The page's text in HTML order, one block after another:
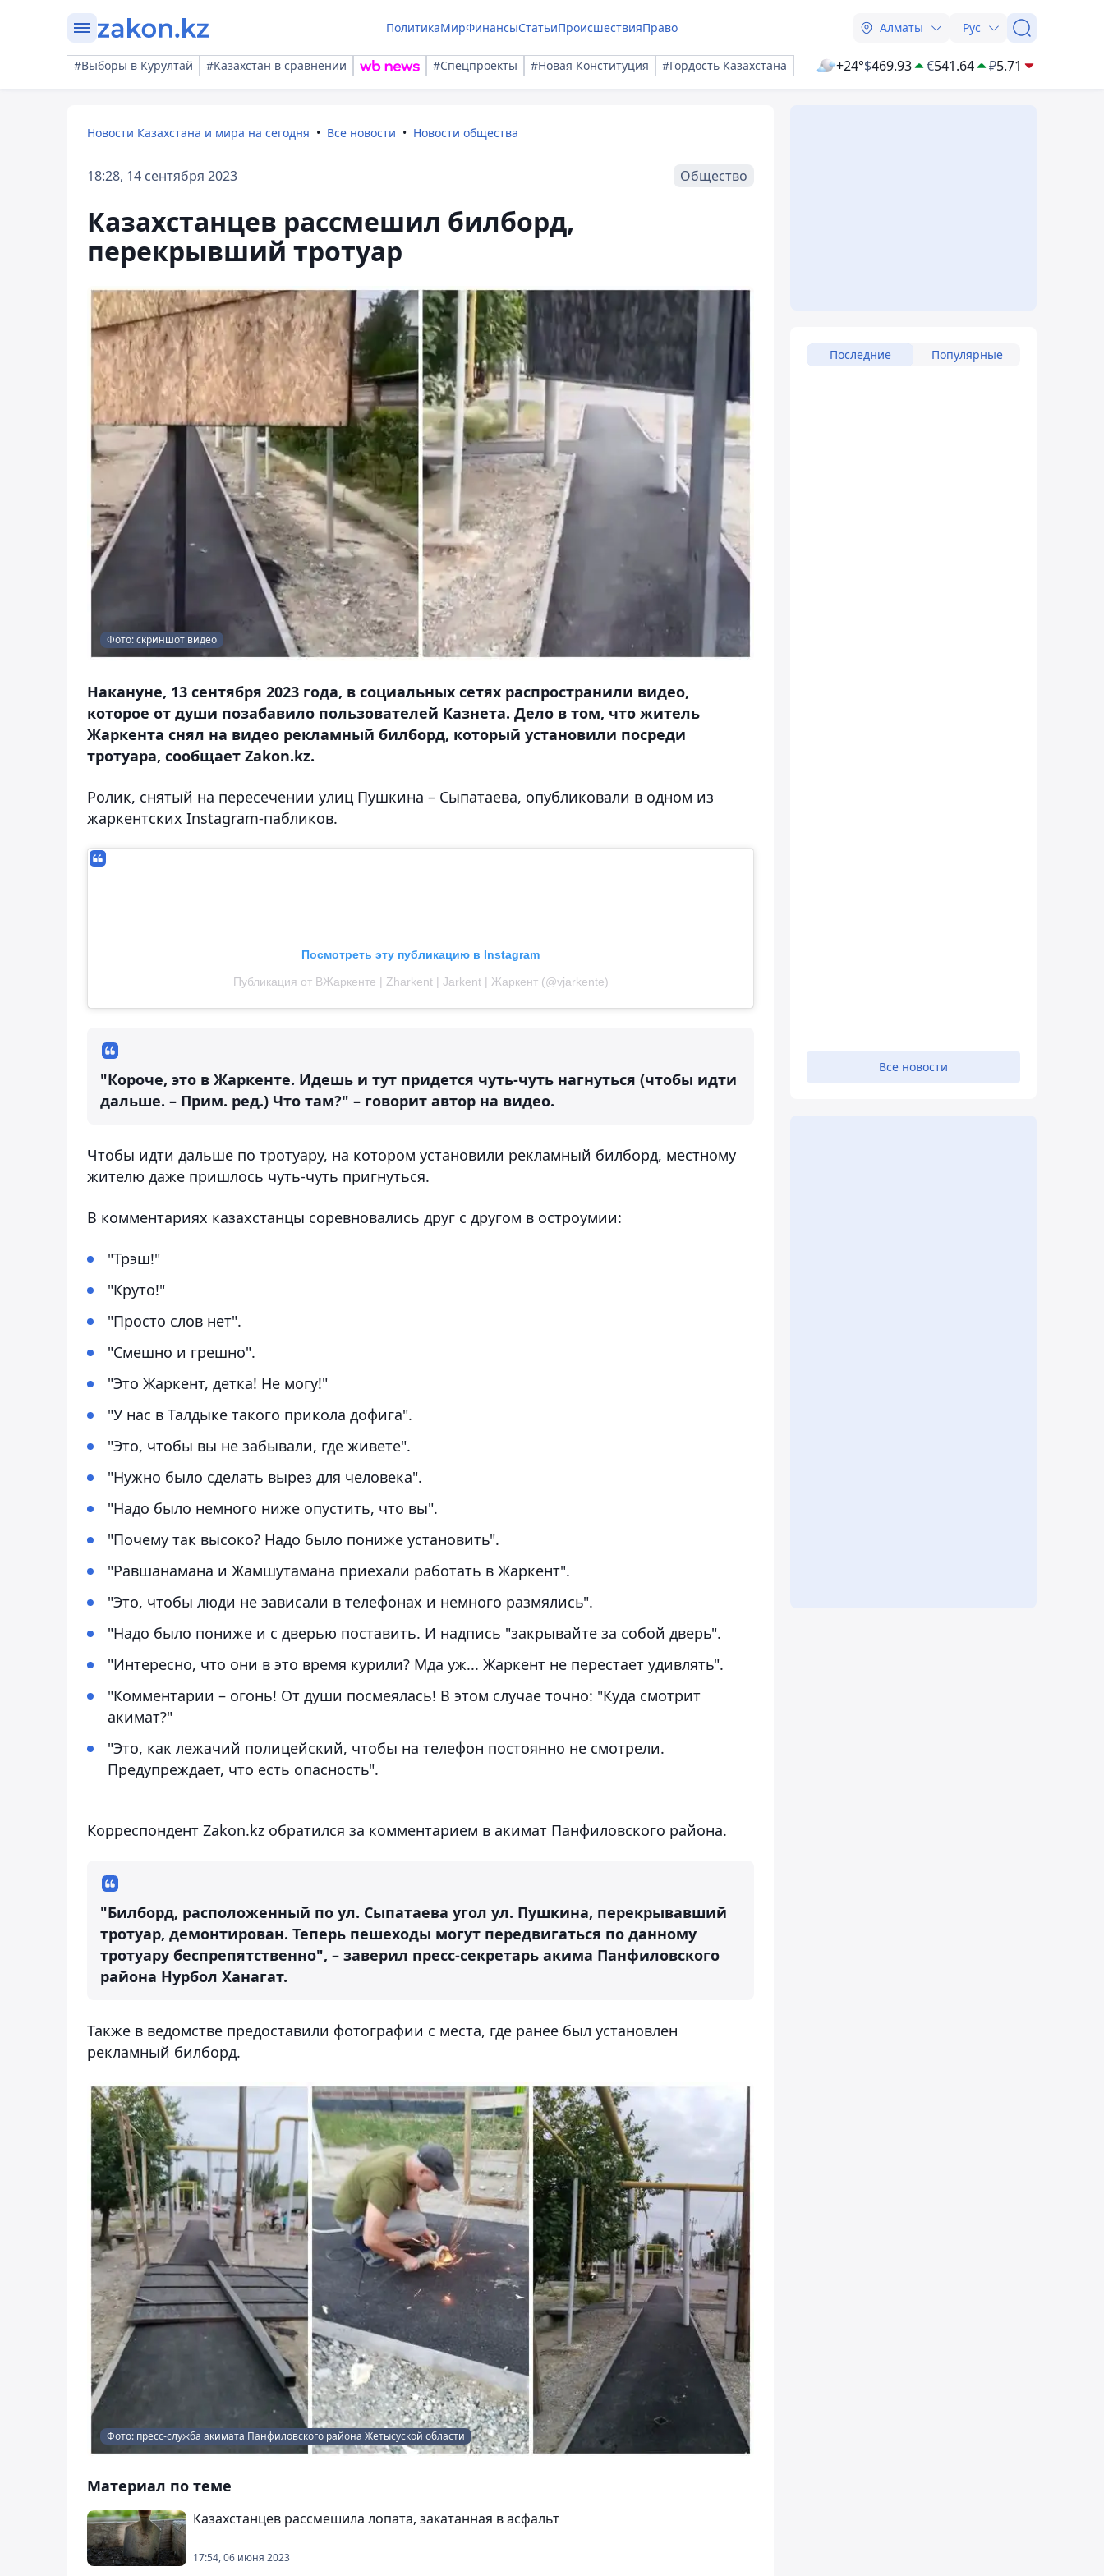
ПолитикаМирФинансыСтатьиПроисшествияПраво Алматы Рус
#Выборы в Курултай #Казахстан в сравнении #Спецпроекты #Новая Конституция #Гордость Казахстана +24°$469.93 €541.64 ₽5.71
Новости Казахстана и мира на сегодня Все новости Новости общества
18:28, 14 сентября 2023 Общество
Казахстанцев рассмешил билборд,
перекрывший тротуар
Фото: скриншот видео
Накануне, 13 сентября 2023 года, в социальных сетях распространили видео,
которое от души позабавило пользователей Казнета. Дело в том, что житель
Жаркента снял на видео рекламный билборд, который установили посреди
тротуара, сообщает Zakon.kz.
Ролик, снятый на пересечении улиц Пушкина – Сыпатаева, опубликовали в одном из
жаркентских Instagram-пабликов.
Посмотреть эту публикацию в Instagram
Публикация от ВЖаркенте | Zharkent | Jarkent | Жаркент (@vjarkente)
"Короче, это в Жаркенте. Идешь и тут придется чуть-чуть нагнуться (чтобы идти
дальше. – Прим. ред.) Что там?" – говорит автор на видео.
Чтобы идти дальше по тротуару, на котором установили рекламный билборд, местному
жителю даже пришлось чуть-чуть пригнуться.
В комментариях казахстанцы соревновались друг с другом в остроумии:
"Трэш!"
"Круто!"
"Просто слов нет".
"Смешно и грешно".
"Это Жаркент, детка! Не могу!"
"У нас в Талдыке такого прикола дофига".
"Это, чтобы вы не забывали, где живете".
"Нужно было сделать вырез для человека".
"Надо было немного ниже опустить, что вы".
"Почему так высоко? Надо было пониже установить".
"Равшанамана и Жамшутамана приехали работать в Жаркент".
"Это, чтобы люди не зависали в телефонах и немного размялись".
"Надо было пониже и с дверью поставить. И надпись "закрывайте за собой дверь".
"Интересно, что они в это время курили? Мда уж... Жаркент не перестает удивлять".
"Комментарии – огонь! От души посмеялась! В этом случае точно: "Куда смотрит
акимат?"
"Это, как лежачий полицейский, чтобы на телефон постоянно не смотрели.
Предупреждает, что есть опасность".
Корреспондент Zakon.kz обратился за комментарием в акимат Панфиловского района.
"Билборд, расположенный по ул. Сыпатаева угол ул. Пушкина, перекрывавший
тротуар, демонтирован. Теперь пешеходы могут передвигаться по данному
тротуару беспрепятственно", – заверил пресс-секретарь акима Панфиловского
района Нурбол Ханагат.
Также в ведомстве предоставили фотографии с места, где ранее был установлен
рекламный билборд.
Фото: пресс-служба акимата Панфиловского района Жетысуской области
Материал по теме
Казахстанцев рассмешила лопата, закатанная в асфальт
17:54, 06 июня 2023
Последние Популярные
Все новости